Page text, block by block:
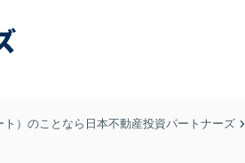
）のことなら日本不動産投資パートナーズ